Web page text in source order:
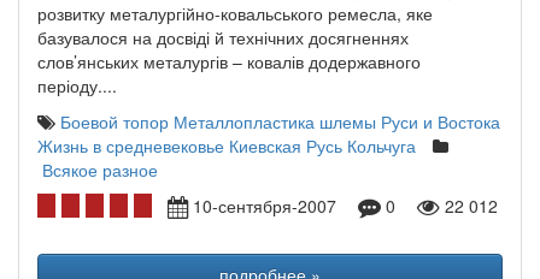
розвитку металургійно-ковальського ремесла, яке
базувалося на досвіді й технічних досягненнях
слов’янських металургів – ковалів додержавного
періоду....
Боевой топор Металлопластика шлемы Руси и Востока
Жизнь в средневековье Киевская Русь Кольчуга
Всякое разное
10-сентября-2007
0 22 012
подробнее »